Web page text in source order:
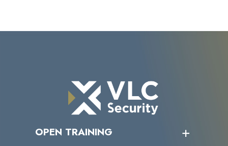
OPEN TRAINING